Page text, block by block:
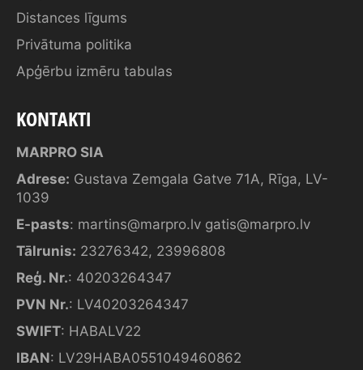
Distances līgums
Privātuma politika
Apģērbu izmēru tabulas
KONTAKTI
MARPRO SIA
Adrese: Gustava Zemgala Gatve 71A, Rīga, LV-
1039
E-pasts: martins@marpro.lv gatis@marpro.lv
Tālrunis: 23276342, 23996808
Reģ. Nr.: 40203264347
PVN Nr.: LV40203264347
SWIFT: HABALV22
IBAN: LV29HABA0551049460862